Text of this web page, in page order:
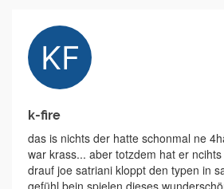
k-fire
das is nichts der hatte schonmal ne
war krass... aber totzdem hat er
drauf joe satriani kloppt den typen in